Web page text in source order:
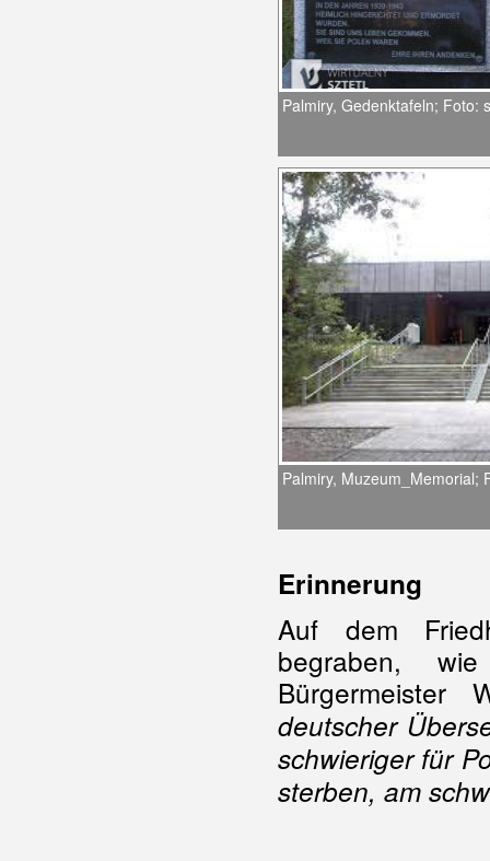
Palmiry, Gedenktafeln; Foto:
Palmiry, Muzeum_Memorial;
Erinnerung
Auf dem
begraben,
deutscher
schwieriger für
sterben, am